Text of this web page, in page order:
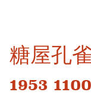
糖屋孔
1953